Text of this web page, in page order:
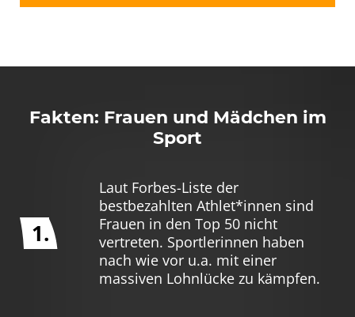
Fakten: Frauen und Mädchen im
Sport
1.
Laut Forbes-Liste der
bestbezahlten Athlet*innen sind
Frauen in den Top 50 nicht
vertreten. Sportlerinnen haben
nach wie vor u.a. mit einer
massiven Lohnlücke zu kämpfen.